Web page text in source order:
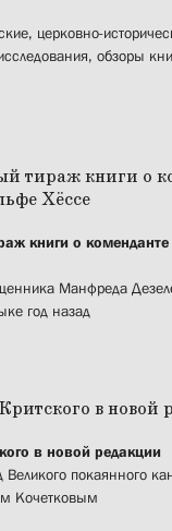
церковно-
обзоры
книги о
Манфреда
год назад
в новой редакции
покаянного
Кочетковым